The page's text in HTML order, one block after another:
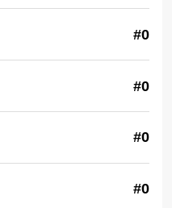
#0
#0
#0
#0